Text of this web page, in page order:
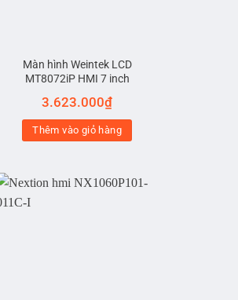
Màn hình Weintek LCD
MT8072iP HMI 7 inch
3.623.000₫
Thêm vào giỏ hàng